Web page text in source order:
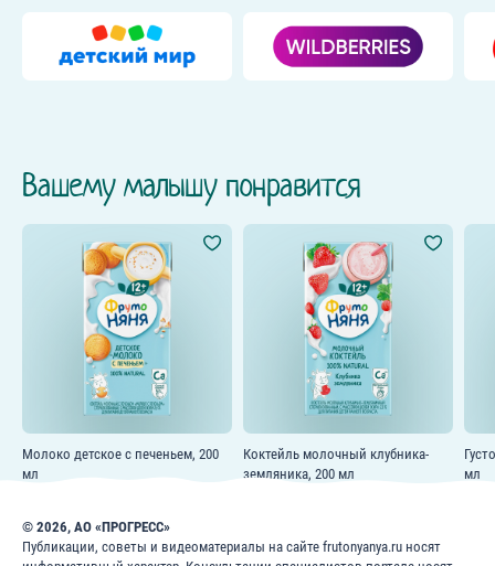
Вашему малышу понравится
Молоко детское с печеньем, 200
мл
Коктейль молочный клубника-
земляника, 200 мл
мл
© 2026, АО «ПРОГРЕСС»
Публикации, советы и видеоматериалы на сайте frutonyanya.ru носят